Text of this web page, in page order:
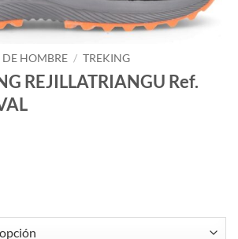
HOMBRE / TREKING
REJILLATRIANGU Ref.